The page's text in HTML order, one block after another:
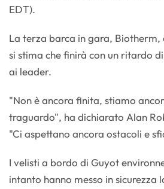
EDT).
La terza barca in gara, Biotherm,
si stima che finirà con un ritardo
ai leader.
"Non è ancora finita, stiamo
traguardo", ha dichiarato Alan
"Ci aspettano ancora ostacoli e
I velisti a bordo di Guyot
intanto hanno messo in sicurezza